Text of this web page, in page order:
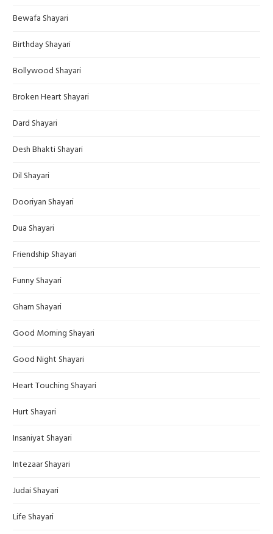
Bewafa Shayari
Birthday Shayari
Bollywood Shayari
Broken Heart Shayari
Dard Shayari
Desh Bhakti Shayari
Dil Shayari
Dooriyan Shayari
Dua Shayari
Friendship Shayari
Funny Shayari
Gham Shayari
Good Morning Shayari
Good Night Shayari
Heart Touching Shayari
Hurt Shayari
Insaniyat Shayari
Intezaar Shayari
Judai Shayari
Life Shayari